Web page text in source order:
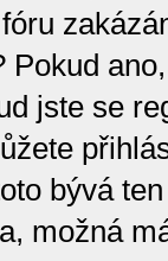
jste se
bývá
možná